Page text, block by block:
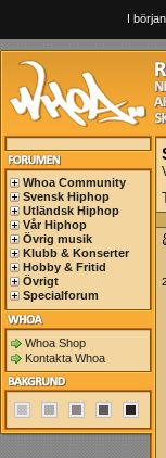
I
Whoa Community
Svensk Hiphop
Utländsk Hiphop
Vår Hiphop
Övrig musik
Klubb & Konserter
Hobby & Fritid
Övrigt
Specialforum
Whoa Shop
Kontakta Whoa